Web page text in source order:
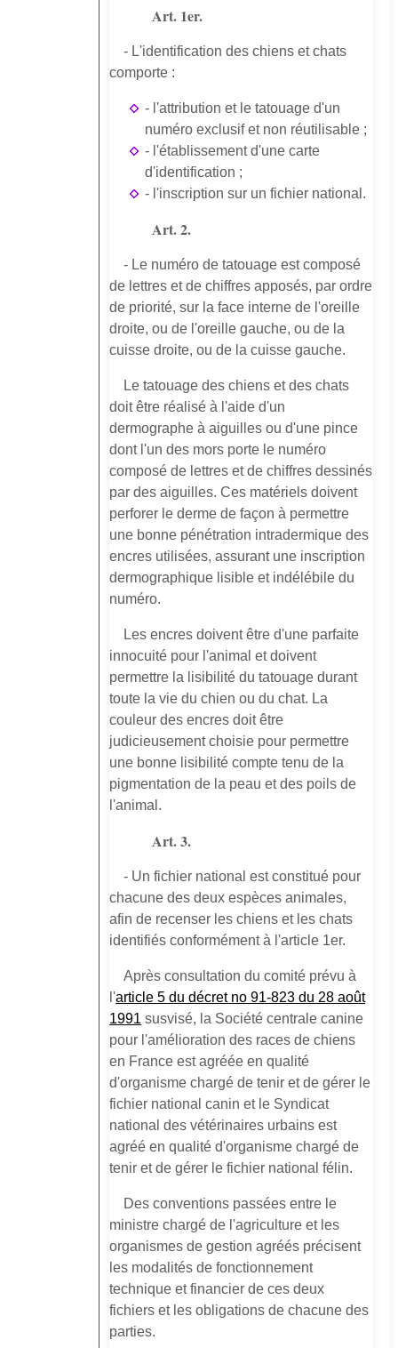
Art. 1er.
- L'identification des chiens et chats
comporte :
- l'attribution et le tatouage d'un
numéro exclusif et non réutilisable ;
- l'établissement d'une carte
d'identification ;
- l'inscription sur un fichier national.
Art. 2.
- Le numéro de tatouage est composé
de lettres et de chiffres apposés, par ordre
de priorité, sur la face interne de l'oreille
droite, ou de l'oreille gauche, ou de la
cuisse droite, ou de la cuisse gauche.
Le tatouage des chiens et des chats
doit être réalisé à l'aide d'un
dermographe à aiguilles ou d'une pince
dont l'un des mors porte le numéro
composé de lettres et de chiffres dessinés
par des aiguilles. Ces matériels doivent
perforer le derme de façon à permettre
une bonne pénétration intradermique des
encres utilisées, assurant une inscription
dermographique lisible et indélébile du
numéro.
Les encres doivent être d'une parfaite
innocuité pour l'animal et doivent
permettre la lisibilité du tatouage durant
toute la vie du chien ou du chat. La
couleur des encres doit être
judicieusement choisie pour permettre
une bonne lisibilité compte tenu de la
pigmentation de la peau et des poils de
l'animal.
Art. 3.
- Un fichier national est constitué pour
chacune des deux espèces animales,
afin de recenser les chiens et les chats
identifiés conformément à l'article 1er.
Après consultation du comité prévu à
l'article 5 du décret no 91-823 du 28 août
1991 susvisé, la Société centrale canine
pour l'amélioration des races de chiens
en France est agréée en qualité
d'organisme chargé de tenir et de gérer le
fichier national canin et le Syndicat
national des vétérinaires urbains est
agréé en qualité d'organisme chargé de
tenir et de gérer le fichier national félin.
Des conventions passées entre le
ministre chargé de l'agriculture et les
organismes de gestion agréés précisent
les modalités de fonctionnement
technique et financier de ces deux
fichiers et les obligations de chacune des
parties.